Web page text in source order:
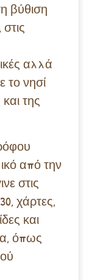
βύθιση
αλλά
το νησί
της
από την
στις
χάρτες,
και
όπως